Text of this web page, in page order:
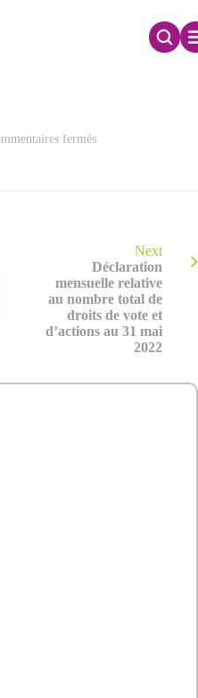
ferméssur
Next
Déclaration
mensuelle relative
au nombre total de
droits de vote et
d’actions au 31 mai
2022